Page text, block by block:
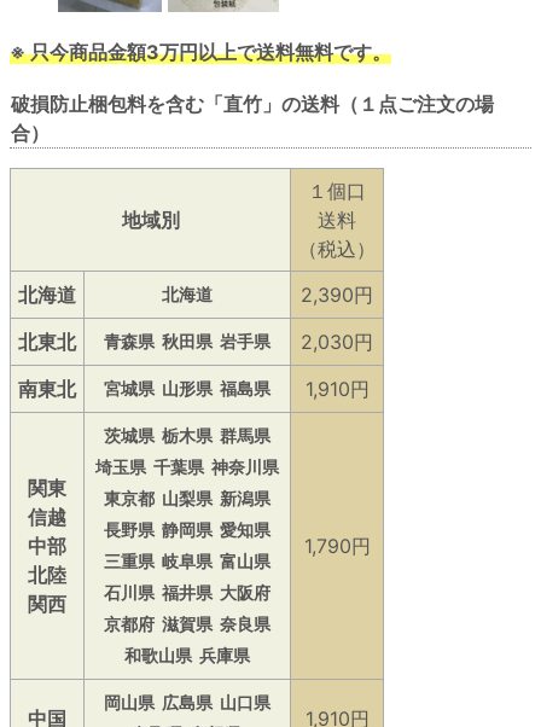
※ 只今商品金額3万円以上で送料無料です。
破損防止梱包料を含む「直竹」の送料（１点ご注文の場
合）
地域別
１個口
送料
（税込）
北海道
北海道
2,390円
北東北
青森県 秋田県 岩手県
2,030円
南東北
宮城県 山形県 福島県 1,910円
関東
信越
中部
北陸
関西
茨城県 栃木県 群馬県
埼玉県 千葉県 神奈川県
東京都 山梨県 新潟県
長野県 静岡県 愛知県
三重県 岐阜県 富山県
石川県 福井県 大阪府
京都府 滋賀県 奈良県
和歌山県 兵庫県
1,790円
中国
岡山県 広島県 山口県
1,910円